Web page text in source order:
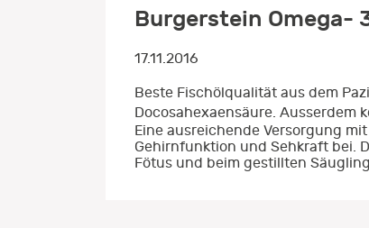
Burgerstein Omega-
17.11.2016
Beste Fischölqualität aus dem
Docosahexaensäure. Ausserdem
Eine ausreichende Versorgung
Gehirnfunktion und Sehkraft bei.
Fötus und beim gestillten